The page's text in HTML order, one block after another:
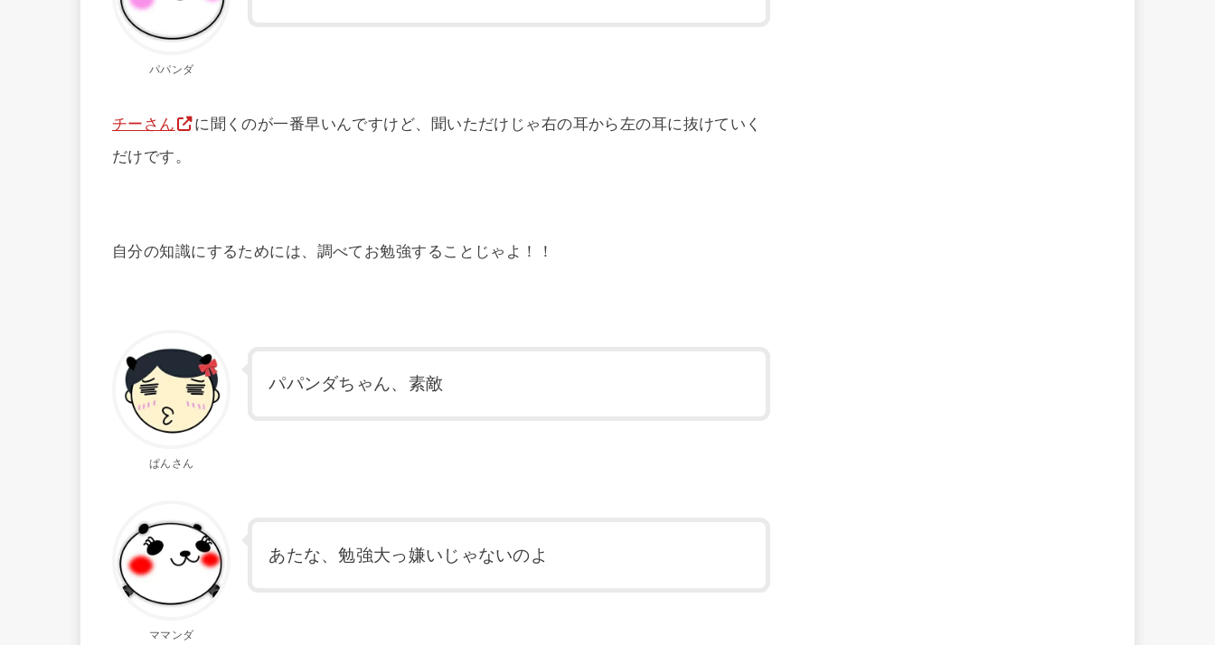
パパンダ
チーさん
に聞くのが一番早いんですけど、聞いただけじゃ右の耳から左の耳に抜けていく
だけです。
自分の知識にするためには、調べてお勉強することじゃよ！！
ぱんさん
パパンダちゃん、素敵
ママンダ
あたな、勉強大っ嫌いじゃないのよ